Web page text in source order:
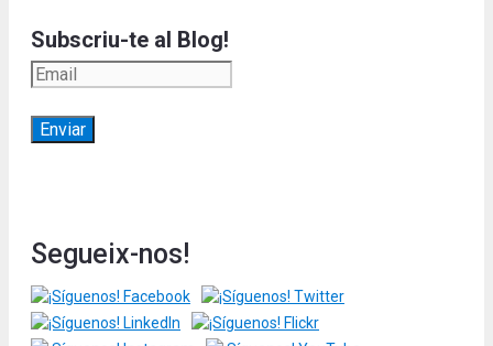
Subscriu-te al Blog!
Segueix-nos!